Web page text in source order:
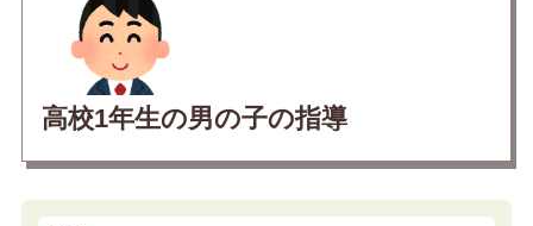
高校1年生の男の子の指導